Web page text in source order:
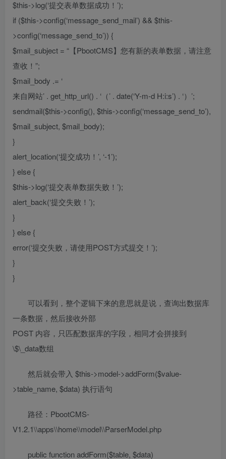
$this->log(‘提交表单数据成功！’);
if ($this->config(‘message_send_mail’) && $this-
>config(‘message_send_to’)) {
$mail_subject = “【PbootCMS】您有新的表单数据，请注意
查收！”;
$mail_body .= ‘
来自网站’ . get_http_url() . ‘（’ . date(‘Y-m-d H:i:s’) . ‘）’;
sendmail($this->config(), $this->config(‘message_send_to’),
$mail_subject, $mail_body);
}
alert_location(‘提交成功！’, ‘-1’);
} else {
$this->log(‘提交表单数据失败！’);
alert_back(‘提交失败！’);
}
} else {
error(‘提交失败，请使用POST方式提交！’);
}
}
可以看到，整个逻辑下来的意思就是说，查询出数据库
一条数据，然后接收外部
POST 内容，只匹配数据库的字段，相同才会拼接到
\$\_data数组
然后就会带入 $this->model->addForm($value-
>table_name, $data) 执行语句
路径：PbootCMS-
V1.2.1\\apps\\home\\model\\ParserModel.php
public function addForm($table, $data)